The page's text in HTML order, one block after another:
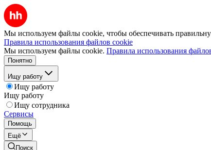
Мы используем файлы cookie, чтобы обеспечивать
Правила использования файлов cookie
Мы используем файлы cookie. Правила использования
Понятно
Ищу работу
Ищу работу
Ищу работу
Ищу сотрудника
Сервисы
Помощь
Ещё
Поиск